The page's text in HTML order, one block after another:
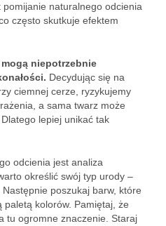
pomijanie naturalnego odcienia
często skutkuje efektem
niepotrzebnie
Decydując się na
ciemnej cerze, ryzykujemy
a sama twarz może
lepiej unikać tak
odcienia jest analiza
określić swój typ urody –
poszukaj barw, które
paletą kolorów. Pamiętaj, że
tu ogromne znaczenie. Staraj